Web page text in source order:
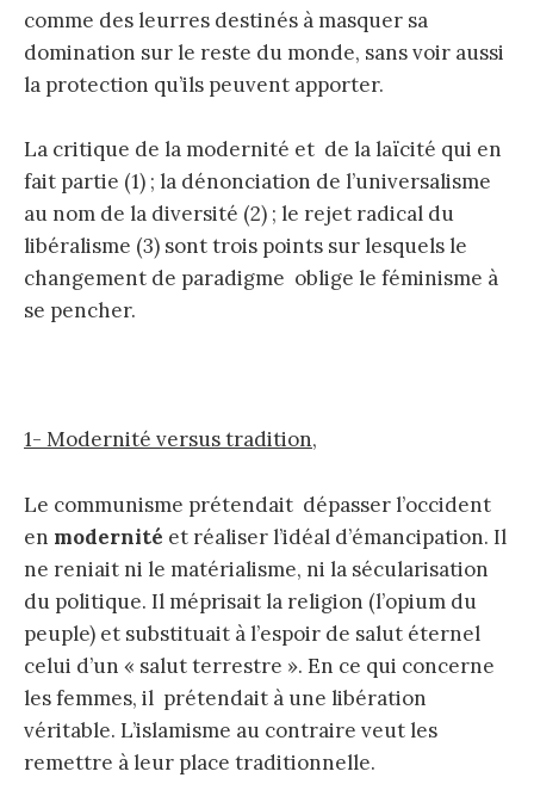
comme des leurres destinés à masquer sa
domination sur le reste du monde, sans voir aussi
la protection qu’ils peuvent apporter.
La critique de la modernité et de la laïcité qui en
fait partie (1) ; la dénonciation de l’universalisme
au nom de la diversité (2) ; le rejet radical du
libéralisme (3) sont trois points sur lesquels le
changement de paradigme oblige le féminisme à
se pencher.
1- Modernité versus tradition,
Le communisme prétendait dépasser l’occident
en modernité et réaliser l’idéal d’émancipation. Il
ne reniait ni le matérialisme, ni la sécularisation
du politique. Il méprisait la religion (l’opium du
peuple) et substituait à l’espoir de salut éternel
celui d’un « salut terrestre ». En ce qui concerne
les femmes, il prétendait à une libération
véritable. L’islamisme au contraire veut les
remettre à leur place traditionnelle.